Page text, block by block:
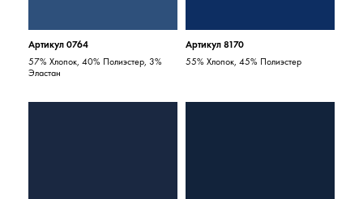
Артикул 0764
57% Хлопок, 40% Полиэстер, 3%
Эластан
Артикул 8170
55% Хлопок, 45% Полиэстер